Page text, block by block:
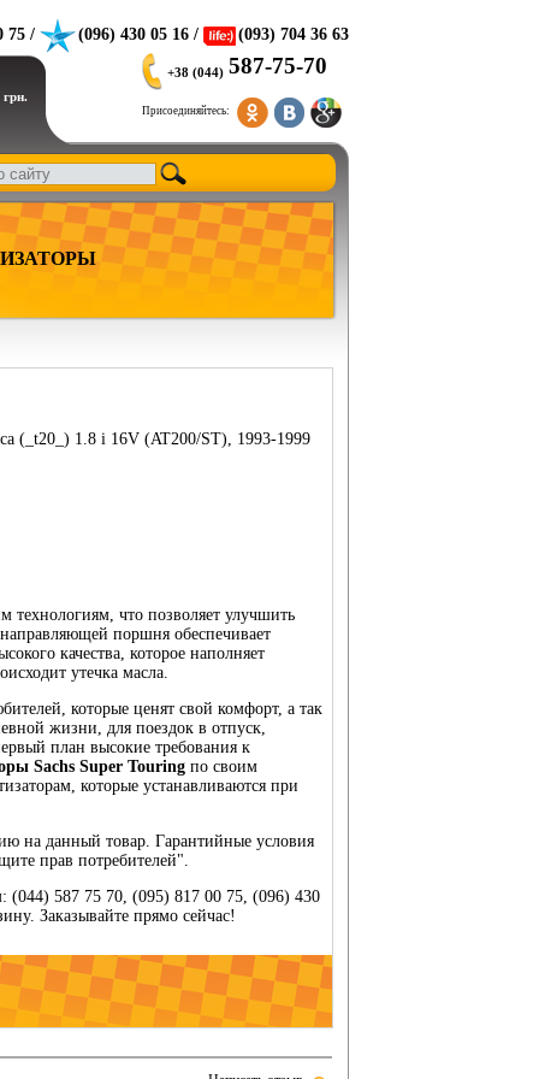
75 / (096) 430 05 16 / (093) 704 36 63
грн.
+38 (044) 587-75-70
Присоединяйтесь:
(_t20_) 1.8 i 16V (AT200/ST), 1993-1999
технологиям, что позволяет улучшить
поршня обеспечивает
качества, которое наполняет
утечка масла.
которые ценят свой комфорт, а так
жизни, для поездок в отпуск,
план высокие требования к
Sachs Super Touring по своим
которые устанавливаются при
на данный товар. Гарантийные условия
прав потребителей".
(044) 587 75 70, (095) 817 00 75, (096) 430
Заказывайте прямо сейчас!